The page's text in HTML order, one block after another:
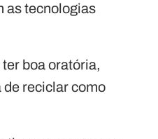
as tecnologias
boa oratória,
de reciclar como